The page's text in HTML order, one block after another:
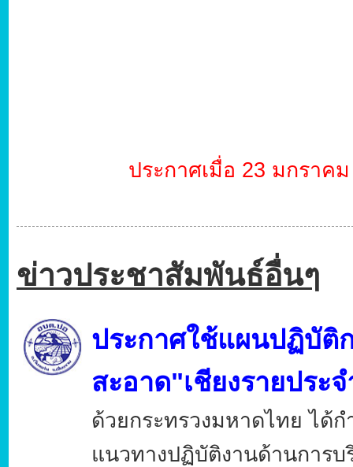
ประกาศเมื่อ 23 มกราค
ข่าวประชาสัมพันธ์อื่นๆ
ประกาศใช้แผนปฏิบัติ
สะอาด"เชียงรายประ
ด้วยกระทรวงมหาดไทย ได้
แนวทางปฏิบัติงานด้านการ